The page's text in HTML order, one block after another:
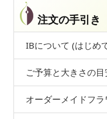
注文の手引き
IBについて (はじめ
ご予算と大きさの目
オーダーメイドフ